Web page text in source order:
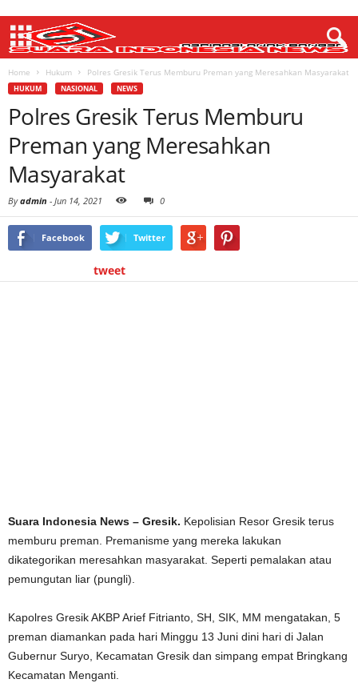
Home Hukum Polres Gresik Terus Memburu Preman yang Meresahkan Masyarakat
HUKUM NASIONAL NEWS
Polres Gresik Terus Memburu
Preman yang Meresahkan
Masyarakat
Byadmin - Jun 14, 2021 0
Facebook Twitter
tweet
Suara Indonesia News – Gresik. Kepolisian Resor Gresik terus
memburu preman. Premanisme yang mereka lakukan
dikategorikan meresahkan masyarakat. Seperti pemalakan atau
pemungutan liar (pungli).
Kapolres Gresik AKBP Arief Fitrianto, SH, SIK, MM mengatakan, 5
preman diamankan pada hari Minggu 13 Juni dini hari di Jalan
Gubernur Suryo, Kecamatan Gresik dan simpang empat Bringkang
Kecamatan Menganti.